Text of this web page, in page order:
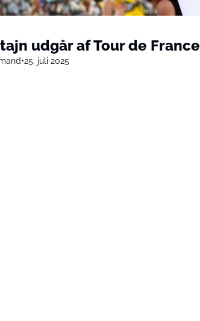
udgår af Tour de France
•25. juli 2025